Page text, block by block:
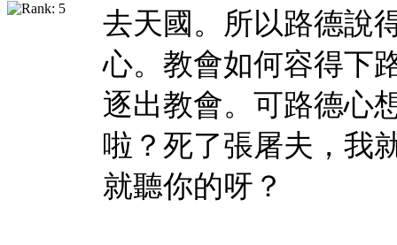
去天國。所以路德說
心。教會如何容得下
逐出教會。可路德心
啦？死了張屠夫，我
就聽你的呀？